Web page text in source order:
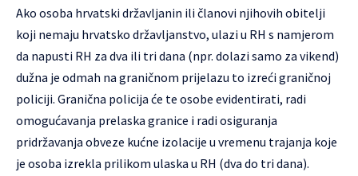
Ako osoba hrvatski državljanin ili članovi njihovih obitelji
koji nemaju hrvatsko državljanstvo, ulazi u RH s namjerom
da napusti RH za dva ili tri dana (npr. dolazi samo za vikend)
dužna je odmah na graničnom prijelazu to izreći graničnoj
policiji. Granična policija će te osobe evidentirati, radi
omogućavanja prelaska granice i radi osiguranja
pridržavanja obveze kućne izolacije u vremenu trajanja koje
je osoba izrekla prilikom ulaska u RH (dva do tri dana).